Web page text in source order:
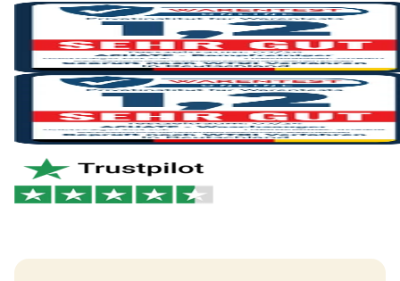
Nicht zufrieden? Kein Problem. Du kannst sie einfach
zurücksenden und erhältst dein Geld zurück.
Und wenn innerhalb von 2 Jahren etwas kaputt geht?
Wir kümmern uns sofort darum. Ohne Aufwand. So,
wie es sein sollte.
Mehr erfahren? Unsere Rückgaberichtlinie ansehen
versendet. Nach der Bearbeitung erhältst du eine
Track-&-Trace-E-Mail, damit du dein Paket verfolgen
kannst.
Du kannst deine Bestellung innerhalb von 30 Tagen
nach Erhalt einfach überunser Rückgabeportal
zurücksenden.
Niederlande & Belgien: 1–2 Werktage
Deutschland & Österreich: 1–2 Werktage